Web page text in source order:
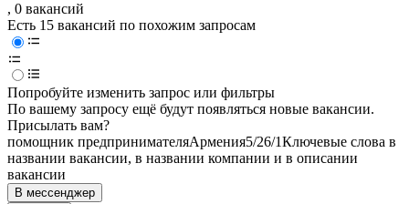
, 0 вакансий
Есть 15 вакансий по похожим запросам
Попробуйте изменить запрос или фильтры
По вашему запросу ещё будут появляться новые вакансии.
Присылать вам?
помощник предпринимателяАрмения5/26/1Ключевые слова в
названии вакансии, в названии компании и в описании
вакансии
В мессенджер